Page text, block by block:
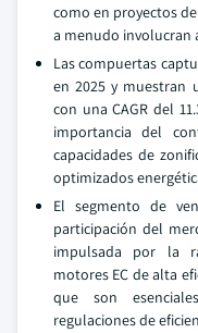
como en proyectos
a menudo involucran
Las compuertas
en 2025 y muestran
con una CAGR del
importancia del
capacidades de
optimizados
El segmento de
participación del
impulsada por la
motores EC de alta
que son
regulaciones de